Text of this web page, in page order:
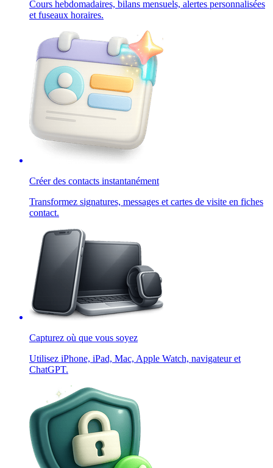
Cours hebdomadaires, bilans mensuels, alertes personnalisées
et fuseaux horaires.
Créer des contacts instantanément
Transformez signatures, messages et cartes de visite en fiches
contact.
Capturez où que vous soyez
Utilisez iPhone, iPad, Mac, Apple Watch, navigateur et
ChatGPT.